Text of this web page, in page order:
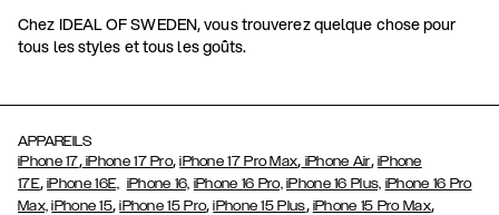
Chez IDEAL OF SWEDEN, vous trouverez quelque chose pour
tous les styles et tous les goûts.
APPAREILS
iPhone 17,iPhone 17 Pro,iPhone 17 Pro Max, iPhone Air, iPhone
17E,iPhone 16E, iPhone 16, iPhone 16 Pro, iPhone 16 Plus, iPhone 16 Pro
Max, iPhone 15,iPhone 15 Pro,iPhone 15 Plus, iPhone 15 Pro Max,